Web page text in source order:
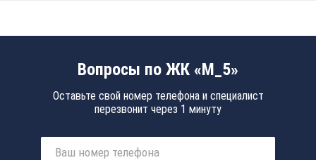
Вопросы по ЖК «М_5»
Оставьте свой номер телефона и специалист
перезвонит через 1 минуту